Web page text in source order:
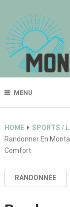
MENU
HOME SPORTS /
Randonner En
Comfort
RANDONNÉE